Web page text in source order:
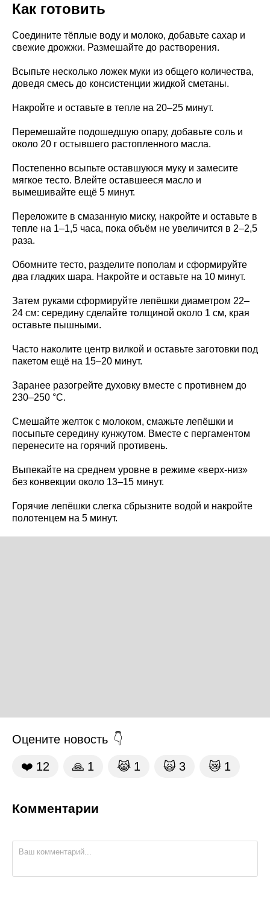
Как готовить
Соедините тёплые воду и молоко, добавьте сахар и
свежие дрожжи. Размешайте до растворения.
Всыпьте несколько ложек муки из общего количества,
доведя смесь до консистенции жидкой сметаны.
Накройте и оставьте в тепле на 20–25 минут.
Перемешайте подошедшую опару, добавьте соль и
около 20 г остывшего растопленного масла.
Постепенно всыпьте оставшуюся муку и замесите
мягкое тесто. Влейте оставшееся масло и
вымешивайте ещё 5 минут.
Переложите в смазанную миску, накройте и оставьте в
тепле на 1–1,5 часа, пока объём не увеличится в 2–2,5
раза.
Обомните тесто, разделите пополам и сформируйте
два гладких шара. Накройте и оставьте на 10 минут.
Затем руками сформируйте лепёшки диаметром 22–
24 см: середину сделайте толщиной около 1 см, края
оставьте пышными.
Часто наколите центр вилкой и оставьте заготовки под
пакетом ещё на 15–20 минут.
Заранее разогрейте духовку вместе с противнем до
230–250 °C.
Смешайте желток с молоком, смажьте лепёшки и
посыпьте середину кунжутом. Вместе с пергаментом
перенесите на горячий противень.
Выпекайте на среднем уровне в режиме «верх-низ»
без конвекции около 13–15 минут.
Горячие лепёшки слегка сбрызните водой и накройте
полотенцем на 5 минут.
Оцените новость
❤️ 12 🙏 1 😹 1 🙀 3 😿 1
Комментарии